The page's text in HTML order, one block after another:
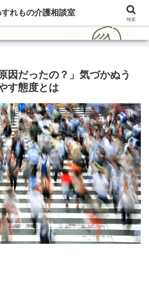
因だったの？」気づかぬう
す態度とは
すれもの介護相談室
検索